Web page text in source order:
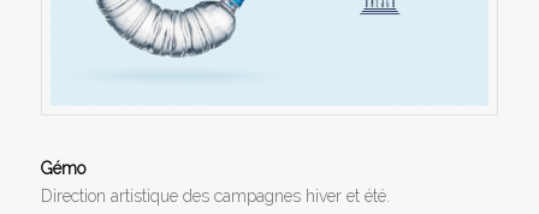
Gémo
Direction artistique des campagnes hiver et été.